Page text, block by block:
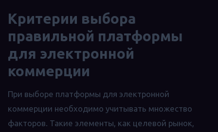
Критерии выбора
правильной платформы
для электронной
коммерции
При выборе платформы для электронной
коммерции необходимо учитывать множество
факторов. Такие элементы, как целевой рынок,